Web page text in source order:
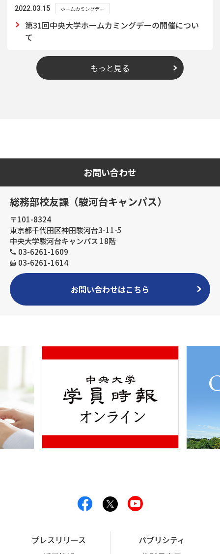
2022.03.15 ホームカミングデー
第31回中央大学ホームカミングデーの開催につい
て
もっと見る
お問い合わせ
総務部校友課（駿河台キャンパス）
〒101-8324
東京都千代田区神田駿河台3-11-5
中央大学駿河台キャンパス 18階
03-6261-1609
03-6261-1614
お問い合わせはこちら
プレスリリース
パブリシティ